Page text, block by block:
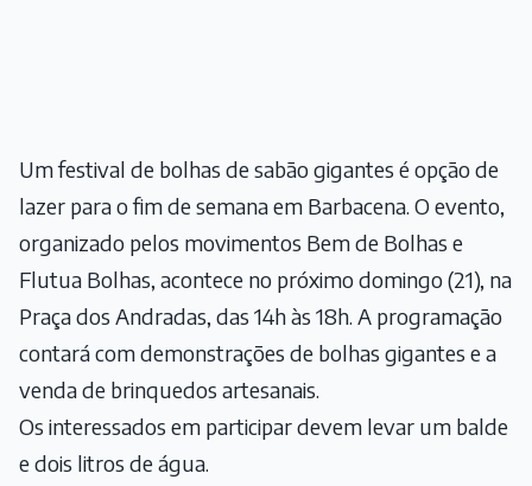
Um festival de bolhas de sabão gigantes é opção de
lazer para o fim de semana em Barbacena. O evento,
organizado pelos movimentos Bem de Bolhas e
Flutua Bolhas, acontece no próximo domingo (21), na
Praça dos Andradas, das 14h às 18h. A programação
contará com demonstrações de bolhas gigantes e a
venda de brinquedos artesanais.
Os interessados em participar devem levar um balde
e dois litros de água.